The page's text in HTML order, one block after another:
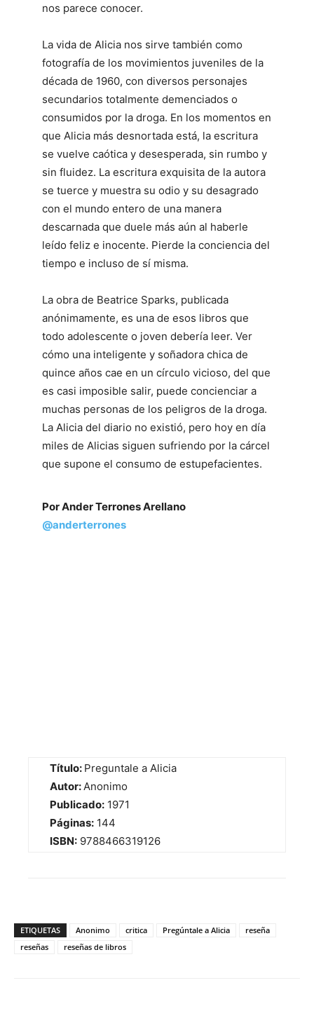
nos parece conocer.
La vida de Alicia nos sirve también como
fotografía de los movimientos juveniles de la
década de 1960, con diversos personajes
secundarios totalmente demenciados o
consumidos por la droga. En los momentos en
que Alicia más desnortada está, la escritura
se vuelve caótica y desesperada, sin rumbo y
sin fluidez. La escritura exquisita de la autora
se tuerce y muestra su odio y su desagrado
con el mundo entero de una manera
descarnada que duele más aún al haberle
leído feliz e inocente. Pierde la conciencia del
tiempo e incluso de sí misma.
La obra de Beatrice Sparks, publicada
anónimamente, es una de esos libros que
todo adolescente o joven debería leer. Ver
cómo una inteligente y soñadora chica de
quince años cae en un círculo vicioso, del que
es casi imposible salir, puede concienciar a
muchas personas de los peligros de la droga.
La Alicia del diario no existió, pero hoy en día
miles de Alicias siguen sufriendo por la cárcel
que supone el consumo de estupefacientes.
Por Ander Terrones Arellano
@anderterrones
Título: Preguntale a Alicia
Autor:Anonimo
Publicado: 1971
Páginas: 144
ISBN: 9788466319126
ETIQUETAS Anonimo critica Pregúntale a Alicia
reseña
reseñas
reseñas de libros